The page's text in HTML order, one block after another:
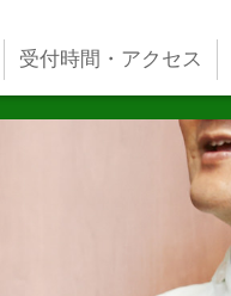
受付時間・アクセス